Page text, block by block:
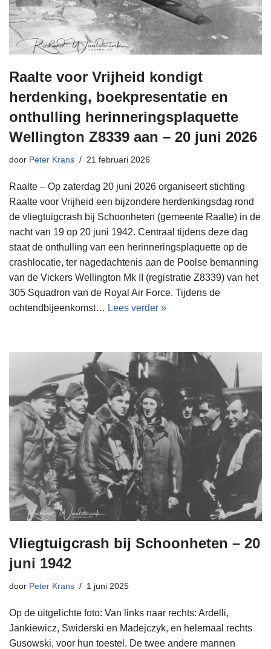
Raalte voor Vrijheid kondigt
herdenking, boekpresentatie en
onthulling herinneringsplaquette
Wellington Z8339 aan – 20 juni 2026
door Peter Krans 21 februari 2026
Raalte – Op zaterdag 20 juni 2026 organiseert stichting
Raalte voor Vrijheid een bijzondere herdenkingsdag rond
de vliegtuigcrash bij Schoonheten (gemeente Raalte) in de
nacht van 19 op 20 juni 1942. Centraal tijdens deze dag
staat de onthulling van een herinneringsplaquette op de
crashlocatie, ter nagedachtenis aan de Poolse bemanning
van de Vickers Wellington Mk II (registratie Z8339) van het
305 Squadron van de Royal Air Force. Tijdens de
ochtendbijeenkomst… Lees verder »
Vliegtuigcrash bij Schoonheten – 20
juni 1942
door Peter Krans 1 juni 2025
Op de uitgelichte foto: Van links naar rechts: Ardelli,
Jankiewicz, Swiderski en Madejczyk, en helemaal rechts
Gusowski, voor hun toestel. De twee andere mannen